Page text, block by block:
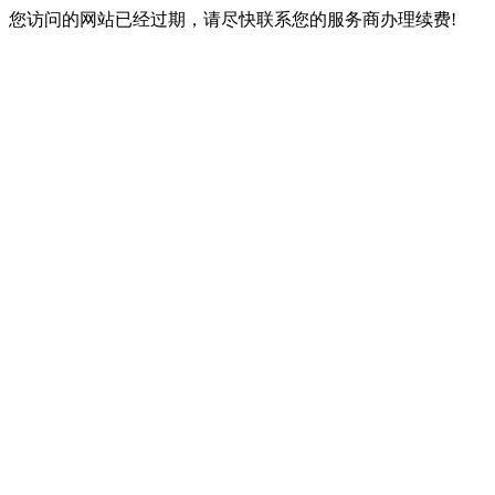
您访问的网站已经过期，请尽快联系您的服务商办理续费!